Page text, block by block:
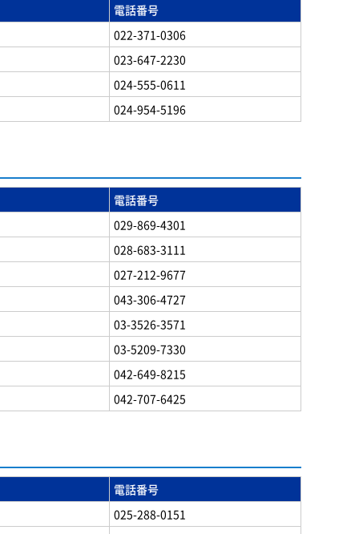
電話番号
022-371-0306
023-647-2230
024-555-0611
024-954-5196
電話番号
029-869-4301
028-683-3111
027-212-9677
043-306-4727
03-3526-3571
03-5209-7330
042-649-8215
042-707-6425
電話番号
025-288-0151